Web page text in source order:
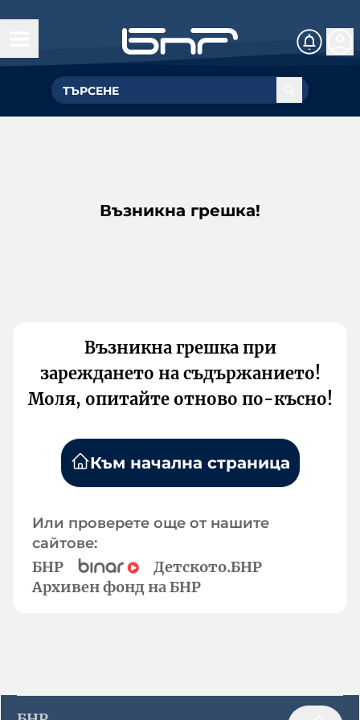
Възникна грешка!
Възникна грешка при
зареждането на съдържанието!
Моля, опитайте отново по-късно!
Към начална страница
Или проверете още от нашите
сайтове:
БНР
Детското.БНР
Архивен фонд на БНР